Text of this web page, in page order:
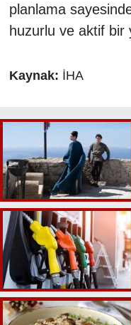
planlama
huzurlu ve aktif bir
Kaynak: İHA